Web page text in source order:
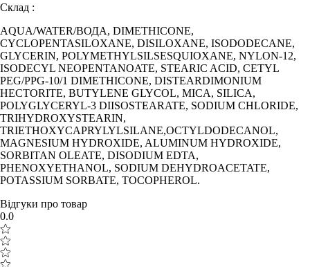
Склад :
AQUA/WATER/ВОДА, DIMETHICONE,
CYCLOPENTASILOXANE, DISILOXANE, ISODODECANE,
GLYCERIN, POLYMETHYLSILSESQUIOXANE, NYLON-12,
ISODECYL NEOPENTANOATE, STEARIC ACID, CETYL
PEG/PPG-10/1 DIMETHICONE, DISTEARDIMONIUM
HECTORITE, BUTYLENE GLYCOL, MICA, SILICA,
POLYGLYCERYL-3 DIISOSTEARATE, SODIUM CHLORIDE,
TRIHYDROXYSTEARIN,
TRIETHOXYCAPRYLYLSILANE,OCTYLDODECANOL,
MAGNESIUM HYDROXIDE, ALUMINUM HYDROXIDE,
SORBITAN OLEATE, DISODIUM EDTA,
PHENOXYETHANOL, SODIUM DEHYDROACETATE,
POTASSIUM SORBATE, TOCOPHEROL.
Відгуки про товар
0.0